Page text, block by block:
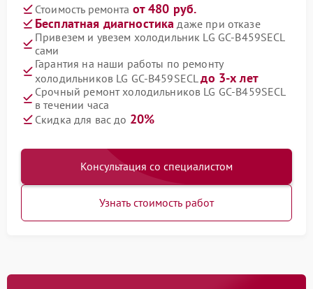
Стоимость ремонта от 480 руб.
Бесплатная диагностика даже при отказе
Привезем и увезем холодильник LG GC-B459SECL
сами
Гарантия на наши работы по ремонту
холодильников LG GC-B459SECLдо 3-х лет
Срочный ремонт холодильников LG GC-B459SECL
в течении часа
Скидка для вас до 20%
Консультация со специалистом
Узнать стоимость работ